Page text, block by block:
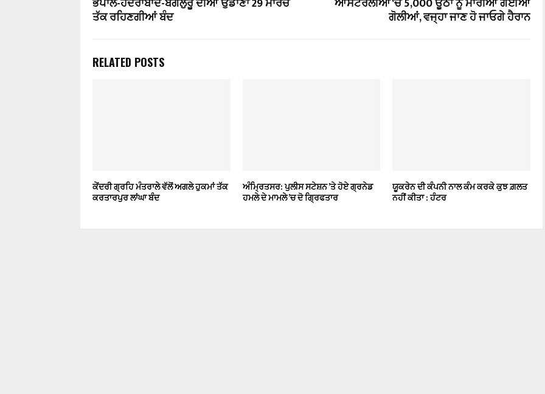
ਤੱਕ ਰਹਿਣਗੀਆਂ ਬੰਦ ਗੋਲੀਆਂ, ਵਜ੍ਹਾ ਜਾਣ ਹੋ ਜਾਓਗੇ ਹੈਰਾਨ
RELATED POSTS
ਕੇਂਦਰੀ ਗ੍ਰਹਿ ਮੰਤਰਾਲੇ ਵੱਲੋਂ ਅਗਲੇ ਹੁਕਮਾਂ ਤੱਕ
ਕਰਤਾਰਪੁਰ ਲਾਂਘਾ ਬੰਦ
ਅੰਮ੍ਰਿਤਸਰ: ਪੁਲੀਸ ਸਟੇਸ਼ਨ ’ਤੇ ਹੋਏ ਗ੍ਰਨੇਡ
ਹਮਲੇ ਦੇ ਮਾਮਲੇ ’ਚ ਦੋ ਗ੍ਰਿਫਤਾਰ
ਯੂਕਰੇਨ ਦੀ ਕੰਪਨੀ ਨਾਲ ਕੰਮ ਕਰਕੇ ਕੁਝ ਗ਼ਲਤ
ਨਹੀਂ ਕੀਤਾ : ਹੰਟਰ